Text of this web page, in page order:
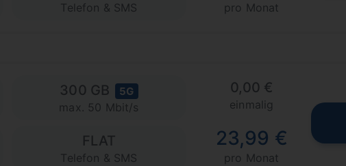
Telefon & SMS pro Monat
300 GB 5G
max. 50 Mbit/s
FLAT
Telefon & SMS
0,00 €
einmalig
23,99 €
pro Monat